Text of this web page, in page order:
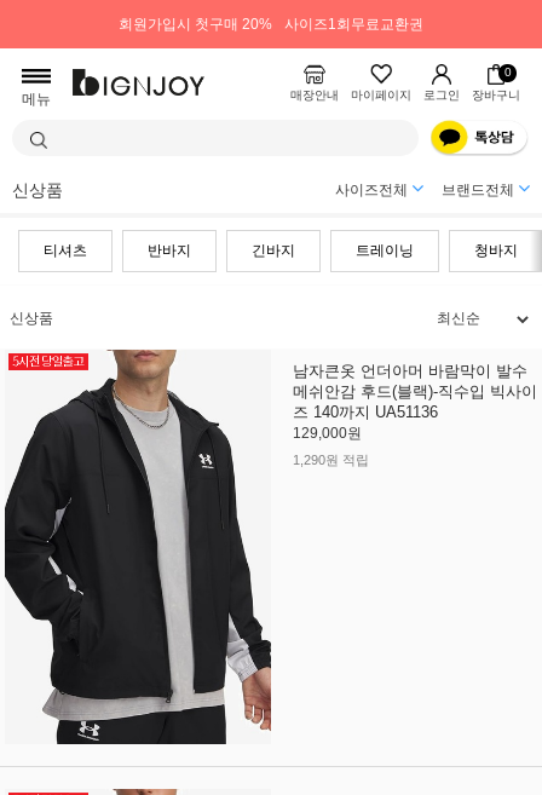
회원가입시 첫구매 20% 사이즈1회무료교환권
메뉴 매장안내 마이페이지 로그인
0
장바구니
신상품 사이즈전체 브랜드전체
티셔츠 반바지 긴바지 트레이닝 청바지
신상품
남자큰옷 언더아머 바람막이 발수
메쉬안감 후드(블랙)-직수입 빅사이
즈 140까지 UA51136
129,000원
1,290원 적립